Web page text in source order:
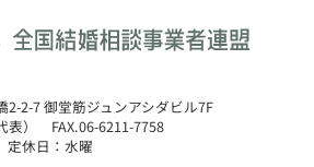
2-7 御堂筋ジュンアシダビル7F
表） FAX.06-6211-7758
休日：水曜